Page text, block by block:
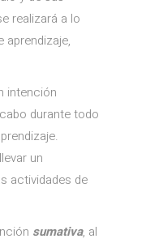
realizará a lo
aprendizaje,
intención
durante todo
un
actividades de
sumativa, al